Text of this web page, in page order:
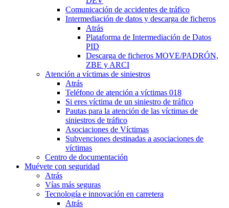
Comunicación de accidentes de tráfico
Intermediación de datos y descarga de ficheros
Atrás
Plataforma de Intermediación de Datos
PID
Descarga de ficheros MOVE/PADRÓN,
ZBE y ARCI
Atención a víctimas de siniestros
Atrás
Teléfono de atención a víctimas 018
Si eres víctima de un siniestro de tráfico
Pautas para la atención de las víctimas de
siniestros de tráfico
Asociaciones de Víctimas
Subvenciones destinadas a asociaciones de
víctimas
Centro de documentación
Muévete con seguridad
Atrás
Vías más seguras
Tecnología e innovación en carretera
Atrás